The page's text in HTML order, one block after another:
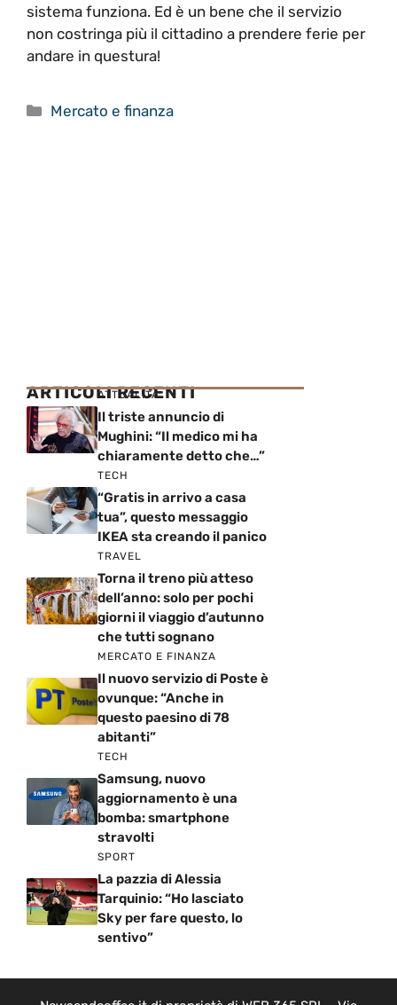
sistema funziona. Ed è un bene che il servizio
non costringa più il cittadino a prendere ferie per
andare in questura!
Categorie
Mercato e finanza
ARTICOLI RECENTI
ATTUALITÀ
Il triste annuncio di
Mughini: “Il medico mi ha
chiaramente detto che…”
TECH
“Gratis in arrivo a casa
tua”, questo messaggio
IKEA sta creando il panico
TRAVEL
Torna il treno più atteso
dell’anno: solo per pochi
giorni il viaggio d’autunno
che tutti sognano
MERCATO E FINANZA
Il nuovo servizio di Poste è
ovunque: “Anche in
questo paesino di 78
abitanti”
TECH
Samsung, nuovo
aggiornamento è una
bomba: smartphone
stravolti
SPORT
La pazzia di Alessia
Tarquinio: “Ho lasciato
Sky per fare questo, lo
sentivo”